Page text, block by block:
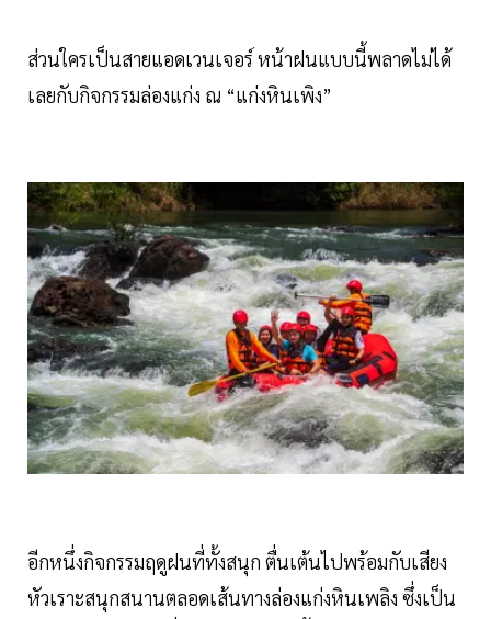
ส่วนใครเป็นสายแอดเวนเจอร์ หน้าฝนแบบนี้พลาดไม่ได้
เลยกับกิจกรรมล่องแก่ง ณ “แก่งหินเพิง”
อีกหนึ่งกิจกรรมฤดูฝนที่ทั้งสนุก ตื่นเต้นไปพร้อมกับเสียง
หัวเราะสนุกสนานตลอดเส้นทางล่องแก่งหินเพลิง ซึ่งเป็น